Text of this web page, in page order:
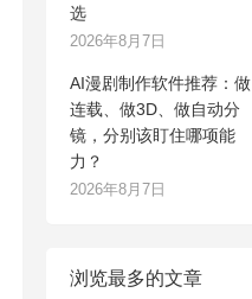
选
2026年8月7日
AI漫剧制作软件推荐：做
连载、做3D、做自动分
镜，分别该盯住哪项能
力？
2026年8月7日
浏览最多的文章